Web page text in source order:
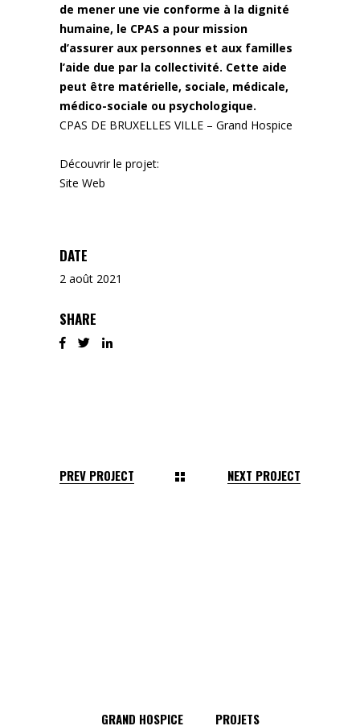
de mener une vie conforme à la dignité
humaine, le CPAS a pour mission
d’assurer aux personnes et aux familles
l’aide due par la collectivité. Cette aide
peut être matérielle, sociale, médicale,
médico-sociale ou psychologique.
CPAS DE BRUXELLES VILLE – Grand Hospice
Découvrir le projet:
Site Web
DATE
2 août 2021
SHARE
PREV PROJECT NEXT PROJECT
GRAND HOSPICE PROJETS